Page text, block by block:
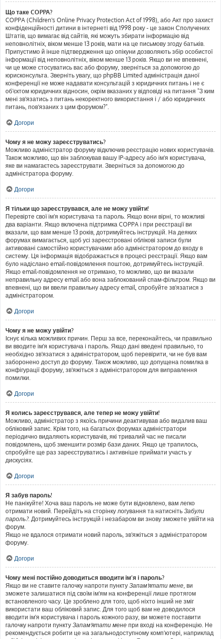
Що таке COPPA?
COPPA (Children's Online Privacy Protection Act of 1998), або Акт про захист
конфіденційності дитини в інтернеті від 1998 року - це закон Сполучених
Штатів, що вимагає від сайтів, які можуть збирати інформацію від
неповнолітніх, віком менше 13 років, мати на це письмову згоду батьків.
Припустимо й інше підтвердження що опікуни дозволяють збір особистої
інформації від неповнолітніх, віком менше 13 років. Якщо ви не впевнені,
чи це може стосуватись вас або форуму, зверніться за допомогою до
юрисконсульта. Зверніть увагу, що phpBB Limited адміністрація даної
конференції не може надавати консультацій з юридичних питань і не є
об'єктом юридичних відносин, окрім вказаних у відповіді на питання "З ким
мені зв'язатись з питань некоректного використання і / або юридичних
питань, пов'язаних з цим форумом?".
Догори
Чому я не можу зареєструватись?
Можливо адміністратор форуму відключив реєстрацію нових користувачів.
Також можливо, що він заблокував вашу IP-адресу або ім'я користувача,
яке ви намагаєтесь зареєструвати. Зверніться за допомогою до
адміністратора форуму.
Догори
Я тільки що зареєструвався, але не можу увійти!
Перевірте свої ім'я користувача та пароль. Якщо вони вірні, то можливі
два варіанти. Якщо включена підтримка COPPA і при реєстрації ви
вказали, що вам менше 13 років, дотримуйтесь інструкцій. На деяких
форумах вимагається, щоб усі зареєстровані облікові записи були
активовані самостійно користувачами або адміністратором до входу в
систему. Ця інформація відображається в процесі реєстрації. Якщо вам
було надіслано email-повідомлення поштою, дотримуйтесь інструкцій.
Якщо email-повідомлення не отримано, то можливо, що ви вказали
неправильну адресу email або вона заблокований спам-фільтром. Якщо ви
впевнені, що ви ввели правильну адресу email, спробуйте зв'язатися з
адміністратором.
Догори
Чому я не можу увійти?
Існує кілька можливих причин. Перш за все, переконайтесь, чи правильно
ви вводите ім'я користувача і пароль. Якщо дані введені правильно, то
необхідно зв'язатися з адміністратором, щоб перевірити, чи не був вам
заборонено доступ до форуму. Також можливо, що допущена помилка в
конфігурації форуму, зв'яжіться з адміністратором для виправлення
помилки.
Догори
Я колись зареєструвався, але тепер не можу увійти!
Можливо, адміністратор з якоїсь причини деактивував або видалив ваш
обліковий запис. Крім того, на багатьох форумах адміністратори
періодично видаляють користувачів, які тривалий час не писали
повідомлень, щоб зменшити розмір бази даних. Якщо це трапилось,
спробуйте ще раз зареєструватись і активніше приймати участь у
дискусіях.
Догори
Я забув пароль!
Не панікуйте! Хоча ваш пароль не може бути відновлено, вам легко
отримати новий. Перейдіть на сторінку логування та натисніть Забули
пароль?. Дотримуйтесь інструкцій і незабаром ви знову зможете увійти на
форум.
Якщо не вдалося отримати новий пароль, зв'яжіться з адміністратором
форуму.
Догори
Чому мені постійно доводиться вводити ім’я і пароль?
Якщо ви не ставите галочку напроти пункту Запам'ятати мене, ви
зможете залишатися під своїм ім'ям на конференції лише протягом
встановленого часу. Це зроблено для того, щоб ніхто інший не зміг
використати ваш обліковий запис. Для того щоб вам не доводилося
вводити ім'я користувача і пароль кожного разу, ви можете поставити
галочку напроти пункту Запам'ятати мене при вході на конференцію. Не
рекомендується робити це на загальнодоступному комп'ютері, наприклад